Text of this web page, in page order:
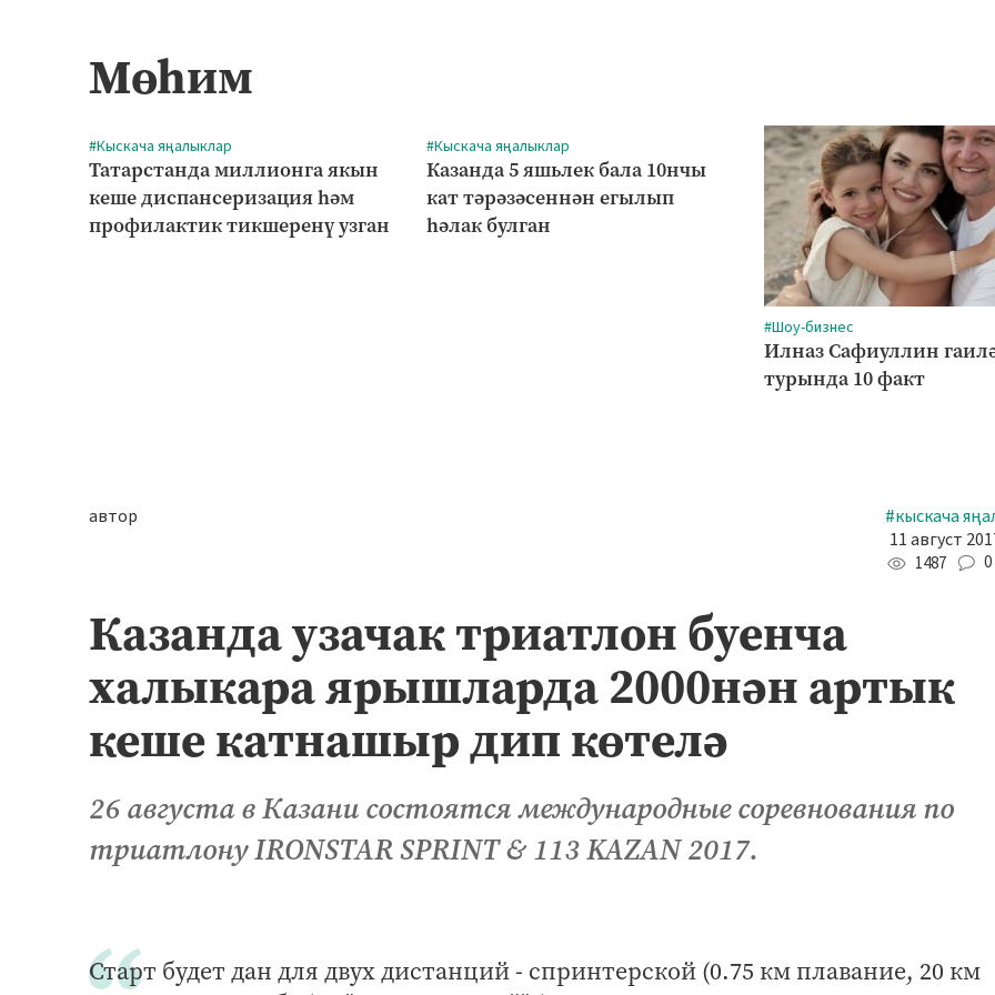
Мөһим
#Кыскача яңалыклар
Татарстанда миллионга якын
кеше диспансеризация һәм
профилактик тикшеренү узган
#Кыскача яңалыклар
Казанда 5 яшьлек бала 10нчы
кат тәрәзәсеннән егылып
һәлак булган
#Шоу-бизнес
Илназ Сафиуллин
турында 10 факт
автор
#кыскача
11 август
1487 0
Казанда узачак триатлон буенча
халыкара ярышларда 2000нән артык
кеше катнашыр дип көтелә
26 августа в Казани состоятся международные соревнования по
триатлону IRONSTAR SPRINT & 113 KAZAN 2017.
Старт будет дан для двух дистанций - спринтерской (0.75 км плавание, 20 км